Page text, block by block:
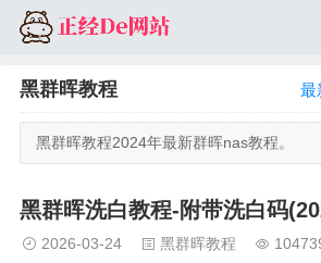
黑群晖教程 最
黑群晖教程2024年最新群晖nas教程。
黑群晖洗白教程-附带洗白码
2026-03-24 黑群晖教程